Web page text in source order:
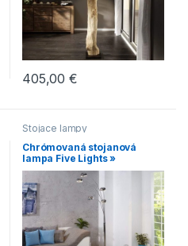
405,00€
Stojace lampy
Chrómovaná stojanová
lampa Five Lights »